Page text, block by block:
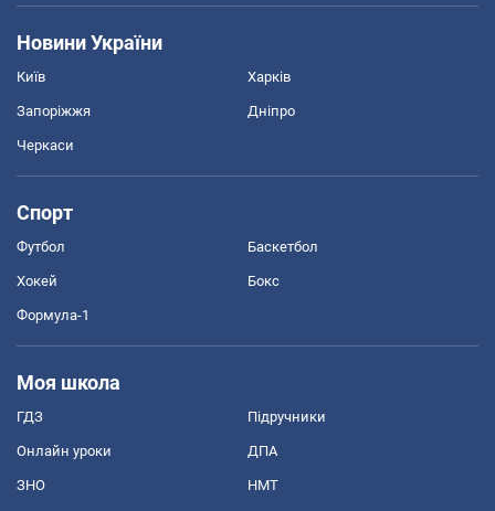
Новини України
Київ Харків
Запоріжжя Дніпро
Черкаси
Спорт
Футбол Баскетбол
Хокей Бокс
Формула-1
Моя школа
ГДЗ Підручники
Онлайн уроки ДПА
ЗНО НМТ